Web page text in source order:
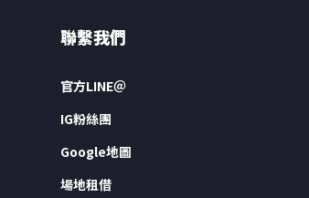
聯繫我們
官方LINE＠
IG粉絲團
Google地圖
場地租借